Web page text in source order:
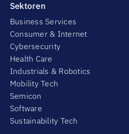
Sektoren
Business Services
Consumer & Internet
Cybersecurity
Health Care
Industrials & Robotics
Mobility Tech
Semicon
Software
Sustainability Tech